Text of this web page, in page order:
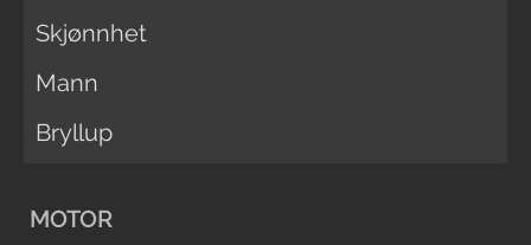
Skjønnhet
Mann
Bryllup
MOTOR